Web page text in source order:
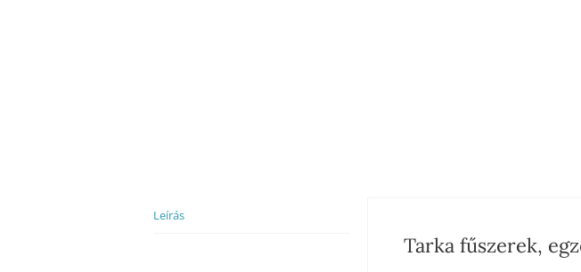
Leírás
Tarka fűszerek,